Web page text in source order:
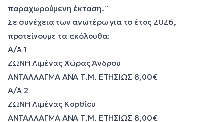
παραχωρούμενη έκταση.¨
Σε συνέχεια των ανωτέρω για το έτος 2026,
προτείνουμε τα ακόλουθα:
Α/Α 1
ΖΩΝΗ Λιμένας Χώρας Άνδρου
ΑΝΤΑΛΛΑΓΜΑ ΑΝΑ Τ.Μ. ΕΤΗΣΙΩΣ 8,00€
Α/Α 2
ΖΩΝΗ Λιμένας Κορθίου
ΑΝΤΑΛΛΑΓΜΑ ΑΝΑ Τ.Μ. ΕΤΗΣΙΩΣ 8,00€